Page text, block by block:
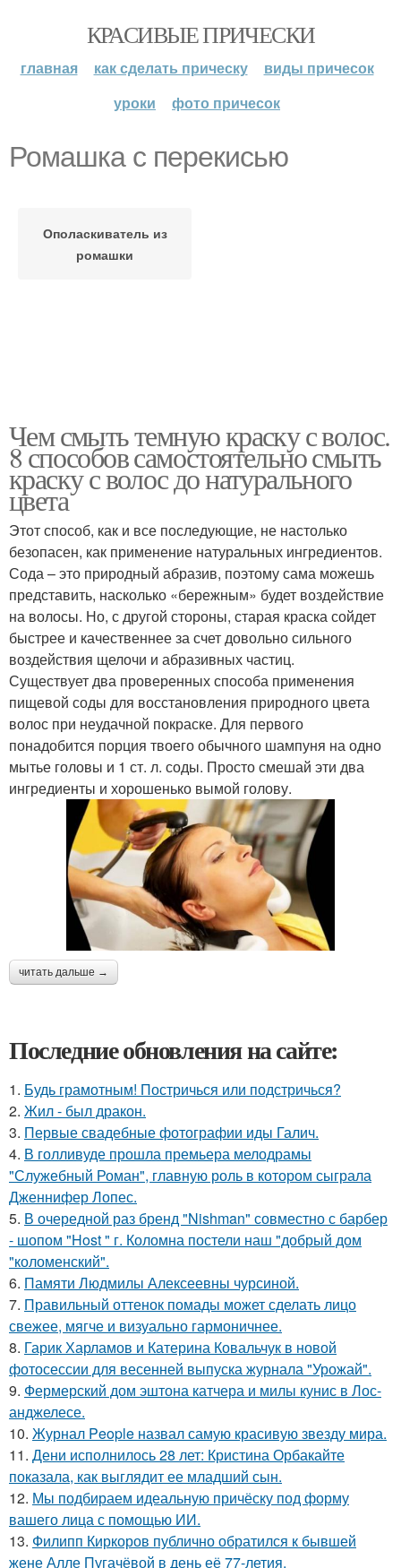
КРАСИВЫЕ ПРИЧЕСКИ
главная как сделать прическу
виды причесок
уроки
фото причесок
Ромашка с перекисью
Ополаскиватель из
ромашки
Чем смыть темную краску с волос.
8 способов самостоятельно смыть
краску с волос до натурального
цвета
Этот способ, как и все последующие, не настолько
безопасен, как применение натуральных ингредиентов.
Сода – это природный абразив, поэтому сама можешь
представить, насколько «бережным» будет воздействие
на волосы. Но, с другой стороны, старая краска сойдет
быстрее и качественнее за счет довольно сильного
воздействия щелочи и абразивных частиц.
Существует два проверенных способа применения
пищевой соды для восстановления природного цвета
волос при неудачной покраске. Для первого
понадобится порция твоего обычного шампуня на одно
мытье головы и 1 ст. л. соды. Просто смешай эти два
ингредиенты и хорошенько вымой голову.
читать дальше →
Последние обновления на сайте:
1. Будь грамотным! Постричься или подстричься?
2. Жил - был дракон.
3. Первые свадебные фотографии иды Галич.
4. В голливуде прошла премьера мелодрамы
"Служебный Роман", главную роль в котором сыграла
Дженнифер Лопес.
5. В очередной раз бренд "Nishman" совместно с барбер
- шопом "Host " г. Коломна постели наш "добрый дом
"коломенский".
6. Памяти Людмилы Алексеевны чурсиной.
7. Правильный оттенок помады может сделать лицо
свежее, мягче и визуально гармоничнее.
8. Гарик Харламов и Катерина Ковальчук в новой
фотосессии для весенней выпуска журнала "Урожай".
9. Фермерский дом эштона катчера и милы кунис в Лос-
анджелесе.
10. Журнал People назвал самую красивую звезду мира.
11. Дени исполнилось 28 лет: Кристина Орбакайте
показала, как выглядит ее младший сын.
12. Мы подбираем идеальную причёску под форму
вашего лица с помощью ИИ.
13. Филипп Киркоров публично обратился к бывшей
жене Алле Пугачёвой в день её 77-летия.